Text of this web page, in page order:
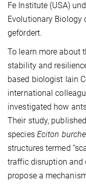
Fe Institute (USA)
Evolutionary Biology
gefördert.
To learn more about
stability and
based biologist Iain
international
investigated how
Their study,
species Eciton
structures termed
traffic disruption and
propose a